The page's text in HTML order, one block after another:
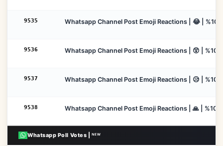
9535 Whatsapp Channel Post Emoji Reactions | 😂 |
9536 Whatsapp Channel Post Emoji Reactions | 😲 |
9537 Whatsapp Channel Post Emoji Reactions | 😥 |
9538 Whatsapp Channel Post Emoji Reactions | 🙏 |
Whatsapp Poll Votes | ᴺᴱᵂ